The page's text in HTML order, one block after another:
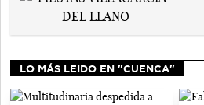
LO MÁS LEIDO EN "CUENCA"